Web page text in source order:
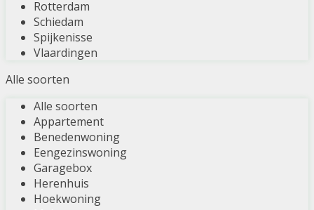
Rotterdam
Schiedam
Spijkenisse
Vlaardingen
Alle soorten
Alle soorten
Appartement
Benedenwoning
Eengezinswoning
Garagebox
Herenhuis
Hoekwoning